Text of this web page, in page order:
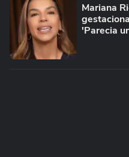
Mariana
'Parecia